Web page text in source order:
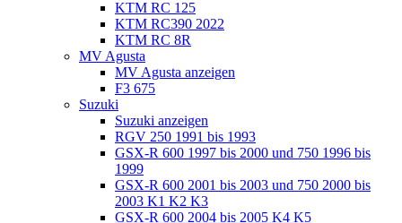
KTM RC 125
KTM RC390 2022
KTM RC 8R
MV Agusta
MV Agusta anzeigen
F3 675
Suzuki
Suzuki anzeigen
RGV 250 1991 bis 1993
GSX-R 600 1997 bis 2000 und 750 1996 bis
1999
GSX-R 600 2001 bis 2003 und 750 2000 bis
2003 K1 K2 K3
GSX-R 600 2004 bis 2005 K4 K5